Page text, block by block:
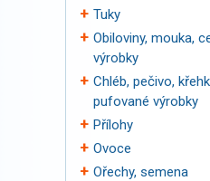
Tuky
Obiloviny, mouka,
výrobky
Chléb, pečivo,
pufované výrobky
Přílohy
Ovoce
Ořechy, semena